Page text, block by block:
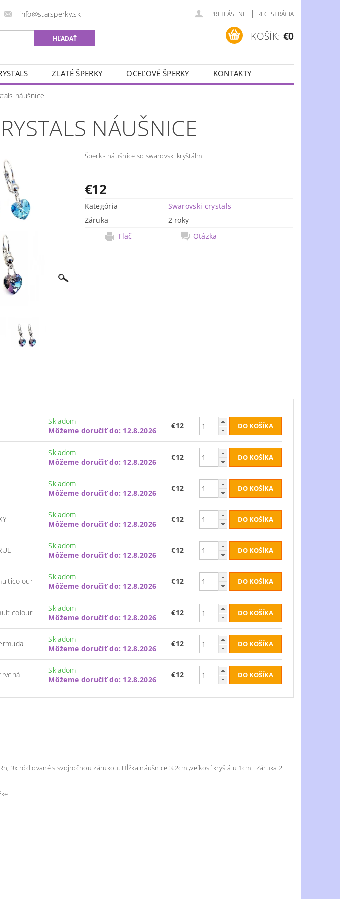
info@starsperky.sk PRIHLÁSENIE | REGISTRÁCIA
KOŠÍK: €0
ZLATÉ ŠPERKY OCEĽOVÉ ŠPERKY KONTAKTY
náušnice
NÁUŠNICE
Šperk - náušnice so swarovski kryštálmi
€12
Kategória
Swarovski crystals
Záruka
2 roky
Tlač
Otázka
Skladom
Môžeme doručiť do: 12.8.2026
€12
Skladom
Môžeme doručiť do: 12.8.2026
€12
Skladom
Môžeme doručiť do: 12.8.2026
€12
Skladom
Môžeme doručiť do: 12.8.2026
€12
Skladom
Môžeme doručiť do: 12.8.2026
€12
Skladom
Môžeme doručiť do: 12.8.2026
€12
Skladom
Môžeme doručiť do: 12.8.2026
€12
Skladom
Môžeme doručiť do: 12.8.2026
€12
Skladom
Môžeme doručiť do: 12.8.2026
€12
3x ródiované s svojročnou zárukou. Dĺžka náušnice 3.2cm ,veľkosť kryštálu 1cm. Záruka 2